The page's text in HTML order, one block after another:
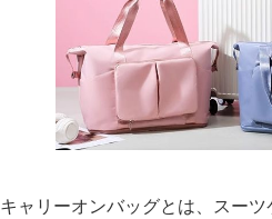
キャリーオンバッグとは、スー